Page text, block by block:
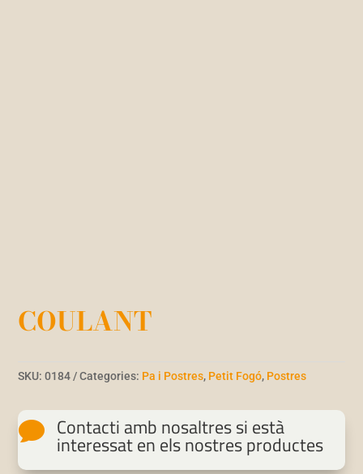
COULANT
SKU:0184 Categories: Pa i Postres, Petit Fogó, Postres
 Contacti amb nosaltres si està
interessat en els nostres productes